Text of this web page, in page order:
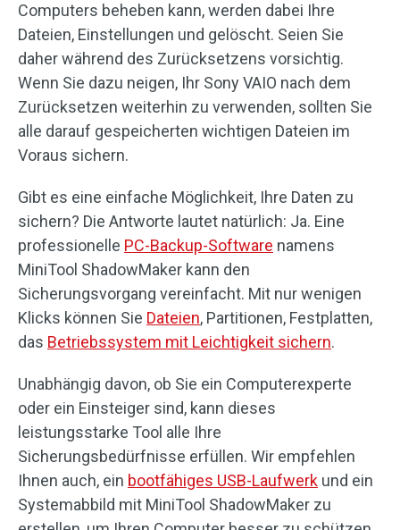
Computers beheben kann, werden dabei Ihre
Dateien, Einstellungen und gelöscht. Seien Sie
daher während des Zurücksetzens vorsichtig.
Wenn Sie dazu neigen, Ihr Sony VAIO nach dem
Zurücksetzen weiterhin zu verwenden, sollten Sie
alle darauf gespeicherten wichtigen Dateien im
Voraus sichern.
Gibt es eine einfache Möglichkeit, Ihre Daten zu
sichern? Die Antworte lautet natürlich: Ja. Eine
professionelle PC-Backup-Software namens
MiniTool ShadowMaker kann den
Sicherungsvorgang vereinfacht. Mit nur wenigen
Klicks können Sie Dateien, Partitionen, Festplatten,
das Betriebssystem mit Leichtigkeit sichern.
Unabhängig davon, ob Sie ein Computerexperte
oder ein Einsteiger sind, kann dieses
leistungsstarke Tool alle Ihre
Sicherungsbedürfnisse erfüllen. Wir empfehlen
Ihnen auch, ein bootfähiges USB-Laufwerk und ein
Systemabbild mit MiniTool ShadowMaker zu